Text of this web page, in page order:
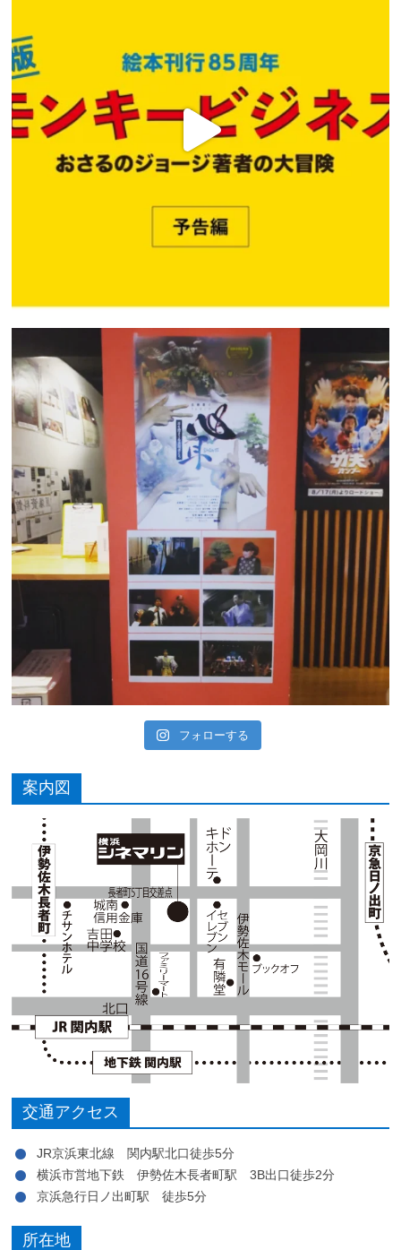
フォローする
案内図
交通アクセス
JR京浜東北線 関内駅北口徒歩5分
横浜市営地下鉄 伊勢佐木長者町駅 3B出口徒歩2分
京浜急行日ノ出町駅 徒歩5分
所在地